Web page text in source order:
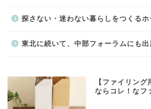
探さない・迷わない暮らしをつくる
東北に続いて、中部フォーラムにも
【ファイリン
ならコレ！なフ